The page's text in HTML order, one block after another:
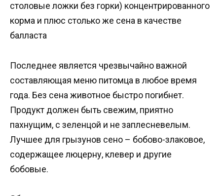
столовые ложки без горки) концентрированного
корма и плюс столько же сена в качестве
балласта
Последнее является чрезвычайно важной
составляющая меню питомца в любое время
года. Без сена животное быстро погибнет.
Продукт должен быть свежим, приятно
пахнущим, с зеленцой и не заплесневелым.
Лучшее для грызунов сено – бобово-злаковое,
содержащее люцерну, клевер и другие
бобовые.